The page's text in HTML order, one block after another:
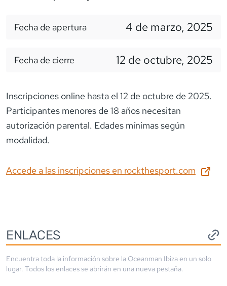
Fecha de apertura 4 de marzo, 2025
Fecha de cierre 12 de octubre, 2025
Inscripciones online hasta el 12 de octubre de 2025.
Participantes menores de 18 años necesitan
autorización parental. Edades mínimas según
modalidad.
Accede a las inscripciones en rockthesport.com
ENLACES
Encuentra toda la información sobre la Oceanman Ibiza en un solo
lugar. Todos los enlaces se abrirán en una nueva pestaña.